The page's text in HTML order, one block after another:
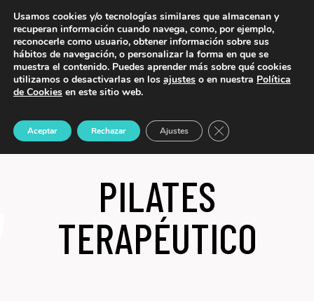
644 23 77 00
PILATES
TERAPÉUTICO
Usamos cookies y/o tecnologías similares que almacenan y
recuperan información cuando navega, como, por ejemplo,
reconocerle como usuario, obtener información sobre sus
hábitos de navegación, o personalizar la forma en que se
muestra el contenido. Puedes aprender más sobre qué cookies
utilizamos o desactivarlas en los ajustes o en nuestra Política
de Cookies en este sitio web.
Aceptar Rechazar Ajustes Cerrar el banner de